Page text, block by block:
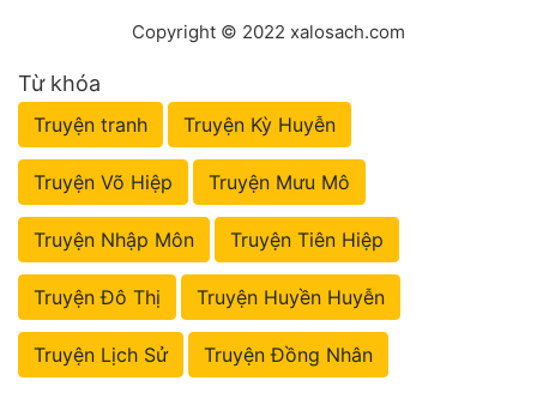
Copyright © 2022 xalosach.com
Từ khóa
Truyện tranh Truyện Kỳ Huyễn
Truyện Võ Hiệp Truyện Mưu Mô
Truyện Nhập Môn Truyện Tiên Hiệp
Truyện Đô Thị Truyện Huyền Huyễn
Truyện Lịch Sử Truyện Đồng Nhân